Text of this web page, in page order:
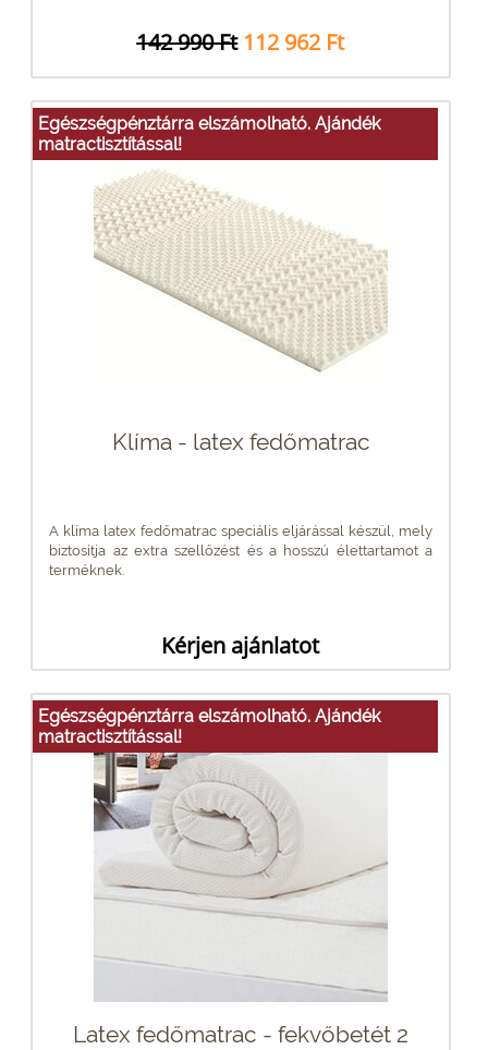
142 990 Ft 112 962 Ft
Egészségpénztárra elszámolható. Ajándék
matractisztítással!
Klíma - latex fedőmatrac
A klíma latex fedőmatrac speciális eljárással készül, mely
biztosítja az extra szellőzést és a hosszú élettartamot a
terméknek.
Kérjen ajánlatot
Egészségpénztárra elszámolható. Ajándék
matractisztítással!
Latex fedőmatrac - fekvőbetét 2